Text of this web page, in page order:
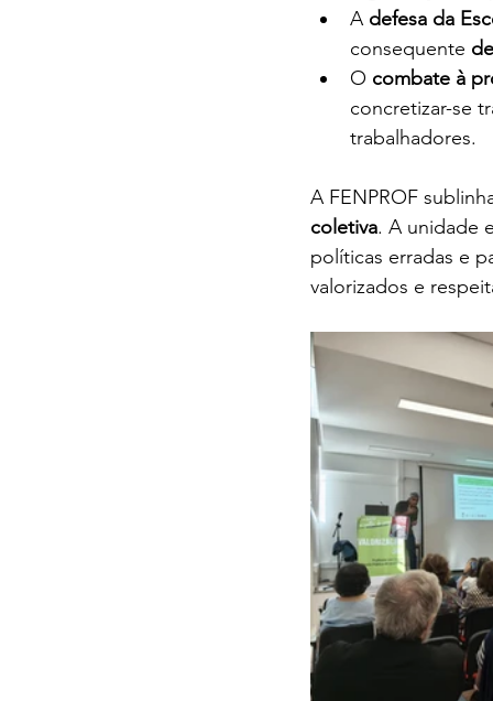
A defesa da
consequente
O combate à
concretizar-se
trabalhadores.
A FENPROF
coletiva. A unidade
políticas erradas e
valorizados e